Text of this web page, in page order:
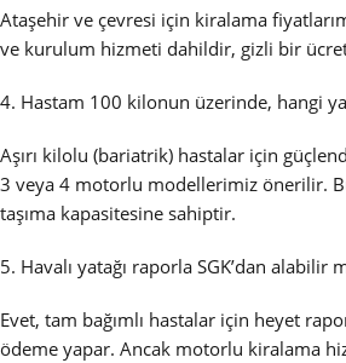
Ataşehir ve çevresi için kiralama
ve kurulum hizmeti dahildir, gizli bir
4. Hastam 100 kilonun üzerinde, hangi
Aşırı kilolu (bariatrik) hastalar için
3 veya 4 motorlu modellerimiz önerilir.
taşıma kapasitesine sahiptir.
5. Havalı yatağı raporla SGK’dan alabilir
Evet, tam bağımlı hastalar için heyet
ödeme yapar. Ancak motorlu kiralama